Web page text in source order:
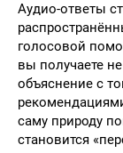
Аудио-ответы
голосовой
вы получаете
объяснение с
саму природу
становится